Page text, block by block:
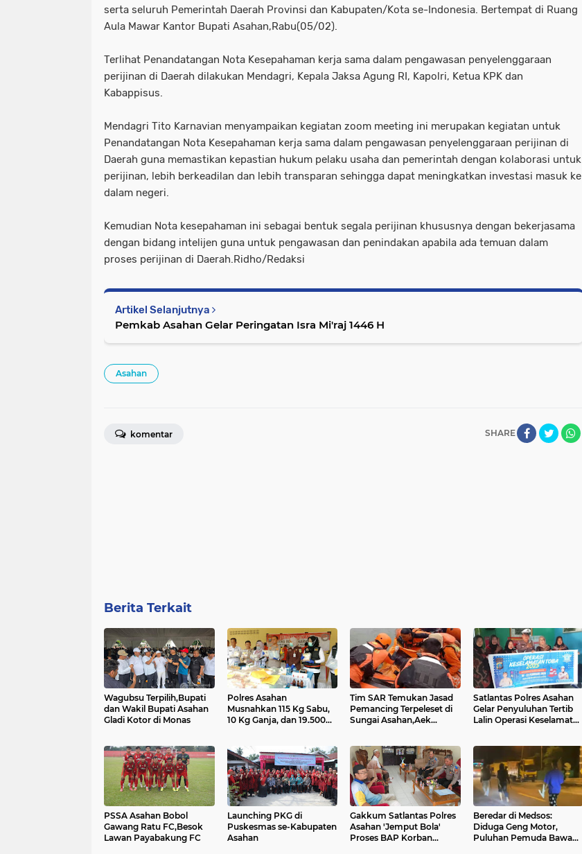
serta seluruh Pemerintah Daerah Provinsi dan Kabupaten/Kota se-Indonesia. Bertempat di Ruang
Aula Mawar Kantor Bupati Asahan,Rabu(05/02).
Terlihat Penandatangan Nota Kesepahaman kerja sama dalam pengawasan penyelenggaraan
perijinan di Daerah dilakukan Mendagri, Kepala Jaksa Agung RI, Kapolri, Ketua KPK dan
Kabappisus.
Mendagri Tito Karnavian menyampaikan kegiatan zoom meeting ini merupakan kegiatan untuk
Penandatangan Nota Kesepahaman kerja sama dalam pengawasan penyelenggaraan perijinan di
Daerah guna memastikan kepastian hukum pelaku usaha dan pemerintah dengan kolaborasi untuk
perijinan, lebih berkeadilan dan lebih transparan sehingga dapat meningkatkan investasi masuk ke
dalam negeri.
Kemudian Nota kesepahaman ini sebagai bentuk segala perijinan khususnya dengan bekerjasama
dengan bidang intelijen guna untuk pengawasan dan penindakan apabila ada temuan dalam
proses perijinan di Daerah.Ridho/Redaksi
Artikel Selanjutnya
Pemkab Asahan Gelar Peringatan Isra Mi'raj 1446 H
Asahan
SHARE
komentar
Berita Terkait
Wagubsu Terpilih,Bupati
dan Wakil Bupati Asahan
Gladi Kotor di Monas
Polres Asahan
Musnahkan 115 Kg Sabu,
10 Kg Ganja, dan 19.500
Tim SAR Temukan Jasad
Pemancing Terpeleset di
Sungai Asahan,Aek
Satlantas Polres Asahan
Gelar Penyuluhan Tertib
Lalin Operasi Keselamatan
PSSA Asahan Bobol
Gawang Ratu FC,Besok
Lawan Payabakung FC
Launching PKG di
Puskesmas se-Kabupaten
Asahan
Gakkum Satlantas Polres
Asahan 'Jemput Bola'
Proses BAP Korban
Beredar di Medsos:
Diduga Geng Motor,
Puluhan Pemuda Bawa